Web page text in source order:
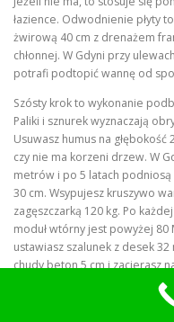
łazience. Odwodnienie płyty
żwirową 40 cm z drenażem
chłonnej. W Gdyni przy
potrafi podtopić wannę od
Szósty krok to wykonanie
Paliki i sznurek wyznaczają
Usuwasz humus na głębokość
czy nie ma korzeni drzew. W
metrów i po 5 latach podniosą
30 cm. Wsypujesz kruszywo
zagęszczarką 120 kg. Po
moduł wtórny jest powyżej 80
ustawiasz szalunek z desek
chudy beton 5 cm i zacierasz
dystanse 30 mm i siatkę
cm i wiązana drutem. W